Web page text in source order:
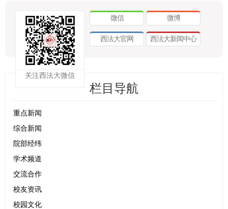
关注西法大微信
微信 微博
西法大官网 西法大新闻中心
栏目导航
重点新闻
综合新闻
院部经纬
学术频道
交流合作
校友资讯
校园文化